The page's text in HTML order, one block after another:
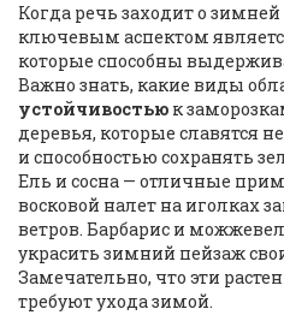
Когда речь заходит о зимней
ключевым аспектом
которые способны
Важно знать, какие виды
устойчивостью к
деревья, которые славятся
и способностью сохранять
Ель и сосна — отличные
восковой налет на иголках
ветров. Барбарис и
украсить зимний пейзаж
Замечательно, что эти
требуют ухода зимой.